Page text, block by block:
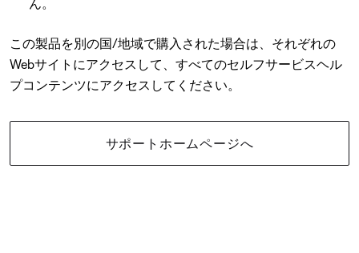
ん。
この製品を別の国/地域で購入された場合は、それぞれの
Webサイトにアクセスして、すべてのセルフサービスヘル
プコンテンツにアクセスしてください。
サポートホームページへ